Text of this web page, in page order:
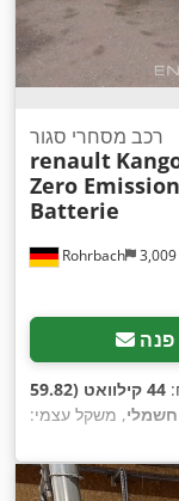
Rohrbach
רכב מסחרי סגור
renault
Zero
Batterie
פנה
44 קילוואט (59.82
חשמלי, משקל עצמי:
תצורת סרן:4x2
CO₂:
,